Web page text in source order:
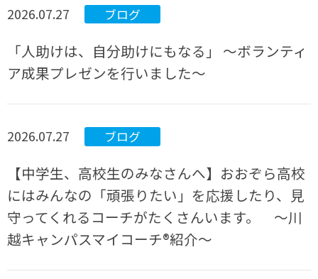
2026.07.27 ブログ
「人助けは、自分助けにもなる」 ～ボランティ
ア成果プレゼンを行いました～
2026.07.27 ブログ
【中学生、高校生のみなさんへ】おおぞら高校
にはみんなの「頑張りたい」を応援したり、見
守ってくれるコーチがたくさんいます。 ～川
越キャンパスマイコーチ®紹介～